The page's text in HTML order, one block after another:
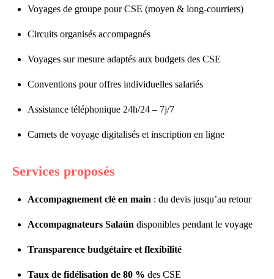
Voyages de groupe pour CSE (moyen & long-courriers)
Circuits organisés accompagnés
Voyages sur mesure adaptés aux budgets des CSE
Conventions pour offres individuelles salariés
Assistance téléphonique 24h/24 – 7j/7
Carnets de voyage digitalisés et inscription en ligne
Services proposés
Accompagnement clé en main : du devis jusqu’au retour
Accompagnateurs Salaün disponibles pendant le voyage
Transparence budgétaire et flexibilité
Taux de fidélisation de 80 % des CSE